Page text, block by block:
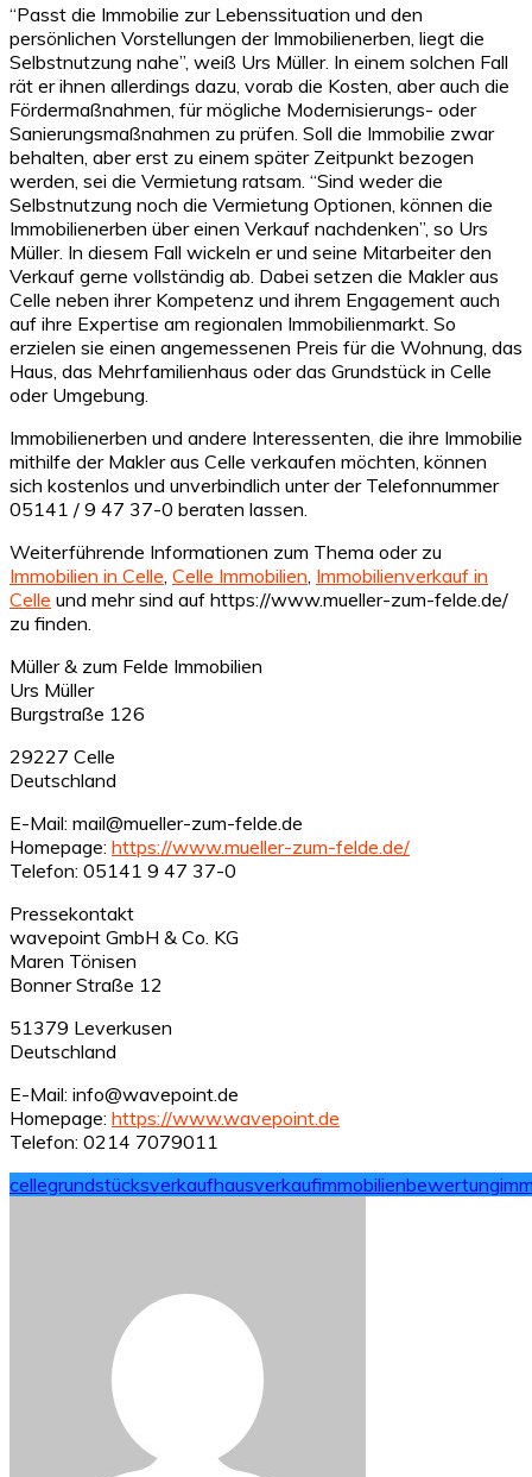
“Passt die Immobilie zur Lebenssituation und den
persönlichen Vorstellungen der Immobilienerben, liegt die
Selbstnutzung nahe”, weiß Urs Müller. In einem solchen Fall
rät er ihnen allerdings dazu, vorab die Kosten, aber auch die
Fördermaßnahmen, für mögliche Modernisierungs- oder
Sanierungsmaßnahmen zu prüfen. Soll die Immobilie zwar
behalten, aber erst zu einem später Zeitpunkt bezogen
werden, sei die Vermietung ratsam. “Sind weder die
Selbstnutzung noch die Vermietung Optionen, können die
Immobilienerben über einen Verkauf nachdenken”, so Urs
Müller. In diesem Fall wickeln er und seine Mitarbeiter den
Verkauf gerne vollständig ab. Dabei setzen die Makler aus
Celle neben ihrer Kompetenz und ihrem Engagement auch
auf ihre Expertise am regionalen Immobilienmarkt. So
erzielen sie einen angemessenen Preis für die Wohnung, das
Haus, das Mehrfamilienhaus oder das Grundstück in Celle
oder Umgebung.
Immobilienerben und andere Interessenten, die ihre Immobilie
mithilfe der Makler aus Celle verkaufen möchten, können
sich kostenlos und unverbindlich unter der Telefonnummer
05141 / 9 47 37-0 beraten lassen.
Weiterführende Informationen zum Thema oder zu
Immobilien in Celle Celle Immobilien Immobilienverkauf in
Celle und mehr sind auf https://www.mueller-zum-felde.de/
zu finden.
Müller & zum Felde Immobilien
Urs Müller
Burgstraße 126
29227 Celle
Deutschland
E-Mail: mail@mueller-zum-felde.de
Homepage: https://www.mueller-zum-felde.de/
Telefon: 05141 9 47 37-0
Pressekontakt
wavepoint GmbH & Co. KG
Maren Tönisen
Bonner Straße 12
51379 Leverkusen
Deutschland
E-Mail: info@wavepoint.de
Homepage: https://www.wavepoint.de
Telefon: 0214 7079011
cellegrundstücksverkaufhausverkaufimmobilienbewertung